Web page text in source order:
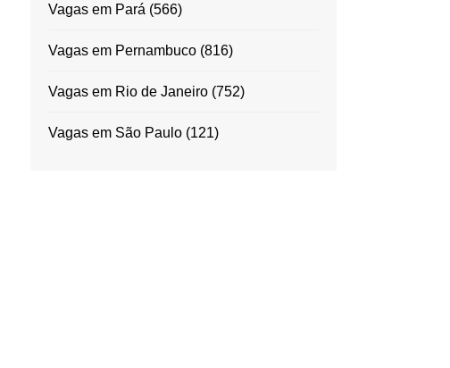
Vagas em Pará (566)
Vagas em Pernambuco(816)
Vagas em Rio de Janeiro(752)
Vagas em São Paulo(121)